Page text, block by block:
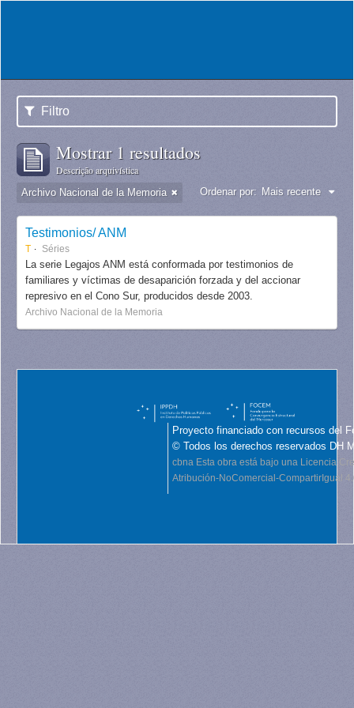
Filtro
Mostrar 1 resultados
Descrição arquivística
Archivo Nacional de la Memoria Ordenar por: Mais recente
Testimonios/ ANM
T Séries
La serie Legajos ANM está conformada por testimonios de
familiares y víctimas de desaparición forzada y del accionar
represivo en el Cono Sur, producidos desde 2003.
Archivo Nacional de la Memoria
Proyecto financiado con recursos del
© Todos los derechos reservados DH
cbna Esta obra está bajo una Licencia
Atribución-NoComercial-CompartirIgual